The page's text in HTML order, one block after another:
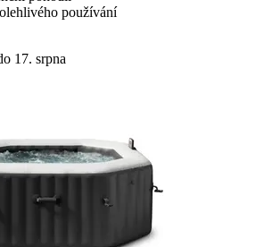
používání
17. srpna